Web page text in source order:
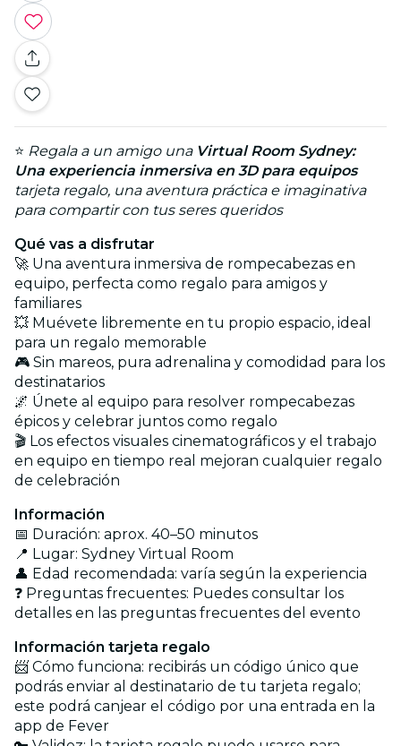
⭐ Regala a un amigo una Virtual Room Sydney:
Una experiencia inmersiva en 3D para equipos
tarjeta regalo, una aventura práctica e imaginativa
para compartir con tus seres queridos
Qué vas a disfrutar
🚀 Una aventura inmersiva de rompecabezas en
equipo, perfecta como regalo para amigos y
familiares
💥 Muévete libremente en tu propio espacio, ideal
para un regalo memorable
🎮 Sin mareos, pura adrenalina y comodidad para los
destinatarios
🌌 Únete al equipo para resolver rompecabezas
épicos y celebrar juntos como regalo
🎬 Los efectos visuales cinematográficos y el trabajo
en equipo en tiempo real mejoran cualquier regalo
de celebración
Información
📅 Duración: aprox. 40–50 minutos
📍 Lugar: Sydney Virtual Room
👤 Edad recomendada: varía según la experiencia
❓ Preguntas frecuentes: Puedes consultar los
detalles en las preguntas frecuentes del evento
Información tarjeta regalo
📨 Cómo funciona: recibirás un código único que
podrás enviar al destinatario de tu tarjeta regalo;
este podrá canjear el código por una entrada en la
app de Fever